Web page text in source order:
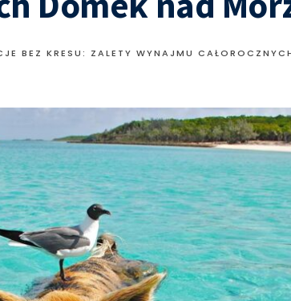
BEZ KRESU: ZALETY WYNAJMU